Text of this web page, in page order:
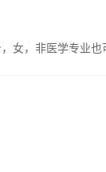
女，非医学专业